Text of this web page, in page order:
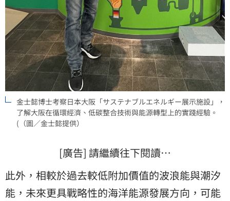
金士懿博士考察日本大阪「サステナブルエネルギー展示施設」，
了解大阪在循環經濟、低碳整合技術與能源轉型上的實踐經驗。
(（圖／金士懿提供）
[廣告] 請繼續往下閱讀…
此外，相較於過去較低附加價值的波浪能與潮汐
能，未來更具戰略性的海洋能源發展方向，可能